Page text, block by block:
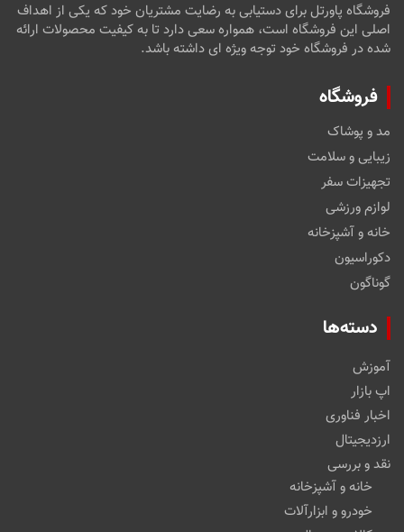
فروشگاه پاورتل برای دستیابی به رضایت مشتریان خود که یکی از اهداف
اصلی این فروشگاه است، همواره سعی دارد تا به کیفیت محصولات ارائه
شده در فروشگاه خود توجه ویژه ای داشته باشد.
فروشگاه
مد و پوشاک
زیبایی و سلامت
تجهیزات سفر
لوازم ورزشی
خانه و آشپزخانه
دکوراسیون
گوناگون
دسته‌ها
آموزش
اپ بازار
اخبار فناوری
ارزدیجیتال
نقد و بررسی
خانه و آشپزخانه
خودرو و ابزارآلات